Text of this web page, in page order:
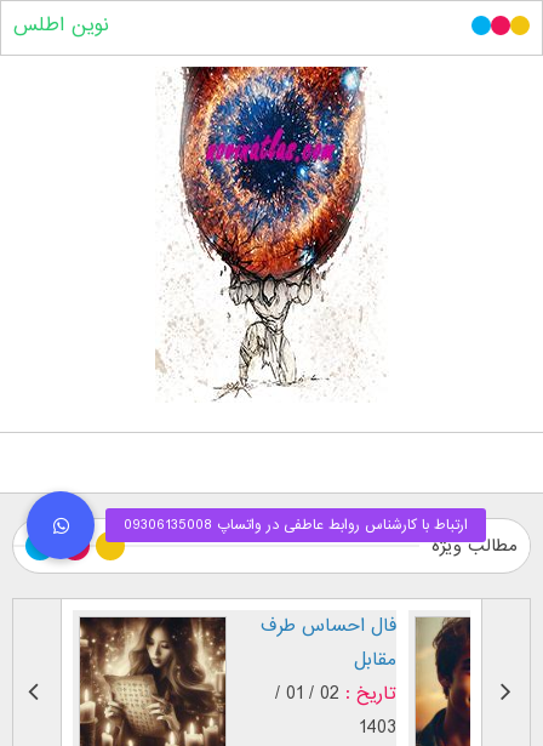
نوین اطلس
مطالب ویژه
تاریخ :
طرز نگاه پسر عاشق (
بر اساس [...]
تاریخ :
29 / 12 /
1402